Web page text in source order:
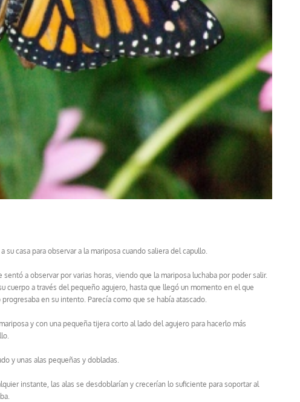
casa para observar a la mariposa cuando saliera del capullo.
a observar por varias horas, viendo que la mariposa luchaba por poder salir.
cuerpo a través del pequeño agujero, hasta que llegó un momento en el que
en su intento. Parecía como que se había atascado.
y con una pequeña tijera corto al lado del agujero para hacerlo más
y unas alas pequeñas y dobladas.
instante, las alas se desdoblarían y crecerían lo suficiente para soportar al